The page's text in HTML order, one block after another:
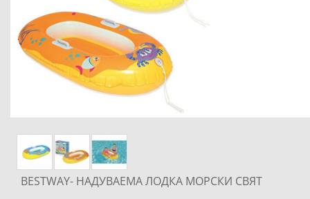
BESTWAY- НАДУВАЕМА ЛОДКА МОРСКИ СВЯТ